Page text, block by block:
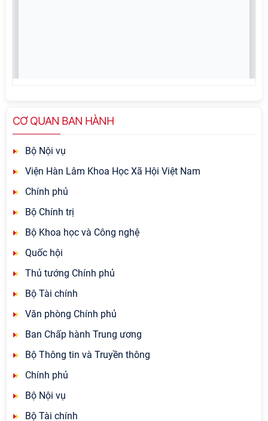
CƠ QUAN BAN HÀNH
Bộ Nội vụ
Viện Hàn Lâm Khoa Học Xã Hội Việt Nam
Chính phủ
Bộ Chính trị
Bộ Khoa học và Công nghệ
Quốc hội
Thủ tướng Chính phủ
Bộ Tài chính
Văn phòng Chính phủ
Ban Chấp hành Trung ương
Bộ Thông tin và Truyền thông
Chính phủ
Bộ Nội vụ
Bộ Tài chính